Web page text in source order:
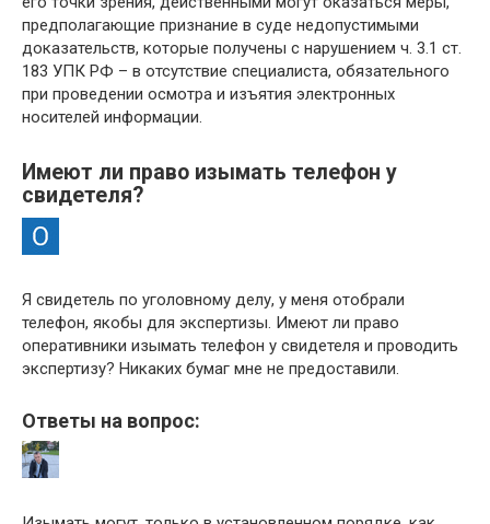
предполагающие признание в суде недопустимыми
доказательств, которые получены с нарушением ч. 3.1 ст.
183 УПК РФ – в отсутствие специалиста, обязательного
при проведении осмотра и изъятия электронных
носителей информации.
Имеют ли право изымать телефон у
свидетеля?
Я свидетель по уголовному делу, у меня отобрали
телефон, якобы для экспертизы. Имеют ли право
оперативники изымать телефон у свидетеля и проводить
экспертизу? Никаких бумаг мне не предоставили.
Ответы на вопрос: